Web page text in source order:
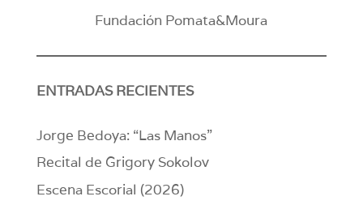
Fundación Pomata&Moura
ENTRADAS RECIENTES
Jorge Bedoya: “Las Manos”
Recital de Grigory Sokolov
Escena Escorial (2026)